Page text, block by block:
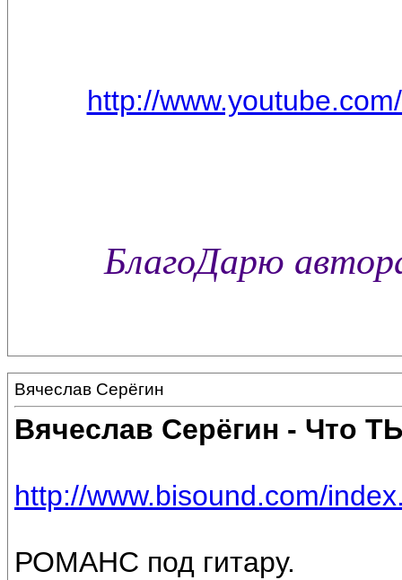
http://
БлагоДарю
Вячеслав Серёгин
Вячеслав Серёгин - Что
http://www.bisound.com/
РОМАНС под гитару.